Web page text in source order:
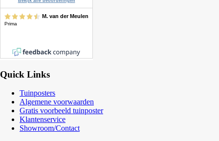
Quick Links
Tuinposters
Algemene voorwaarden
Gratis voorbeeld tuinposter
Klantenservice
Showroom/Contact